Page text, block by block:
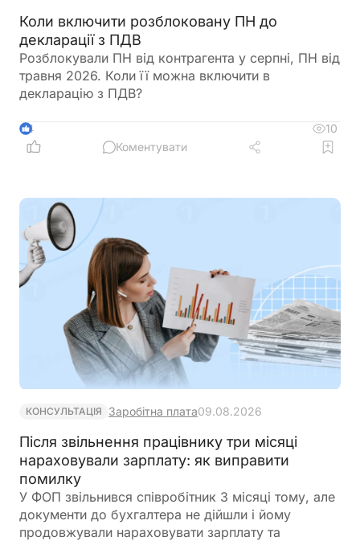
Коли включити розблоковану ПН до
декларації з ПДВ
Розблокували ПН від контрагента у серпні, ПН від
травня 2026. Коли її можна включити в
декларацію з ПДВ?
4
10
Коментувати
КОНСУЛЬТАЦІЯ Заробітна плата09.08.2026
Після звільнення працівнику три місяці
нараховували зарплату: як виправити
помилку
У ФОП звільнився співробітник 3 місяці тому, але
документи до бухгалтера не дійшли і йому
продовжували нараховувати зарплату та